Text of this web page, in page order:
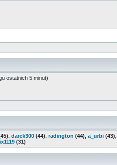
ostatnich 5 minut)
darek300 (44), radington (44), a_urbi (43),
(31)